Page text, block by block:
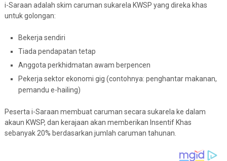
i-Saraan adalah skim caruman sukarela KWSP yang direka khas
untuk golongan:
Bekerja sendiri
Tiada pendapatan tetap
Anggota perkhidmatan awam berpencen
Pekerja sektor ekonomi gig (contohnya: penghantar makanan,
pemandu e-hailing)
Peserta i-Saraan membuat caruman secara sukarela ke dalam
akaun KWSP, dan kerajaan akan memberikan Insentif Khas
sebanyak 20% berdasarkan jumlah caruman tahunan.